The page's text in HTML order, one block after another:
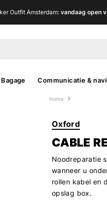
Outfit Amsterdam: vandaag open
Bagage Communicatie &
Home
Oxford
CABLE
Noodreparatie
wanneer u
rollen kabel en
opslag box.